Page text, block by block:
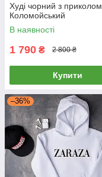
Худі чорний з приколом
Коломойський
В наявності
1 790 ₴ 2 800 ₴
Купити
–36%